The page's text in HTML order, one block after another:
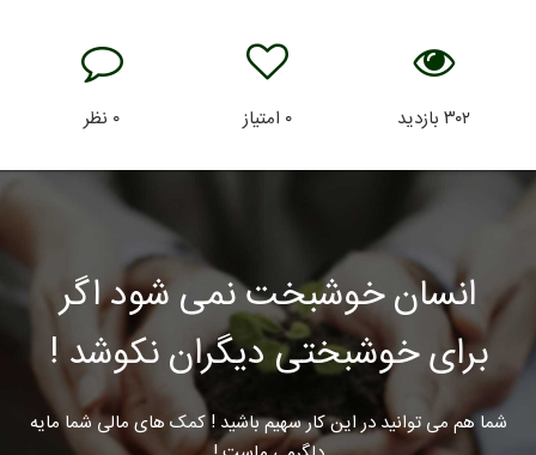
۳۰۲بازدید ۰ امتیاز ۰ نظر
انسان خوشبخت نمی شود اگر
برای خوشبختی دیگران نکوشد !
شما هم می توانید در این کار سهیم باشید ! کمک های مالی شما مایه